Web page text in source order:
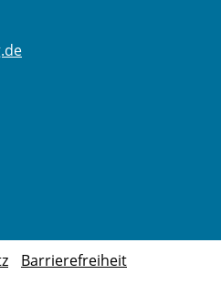
Barrierefreiheit